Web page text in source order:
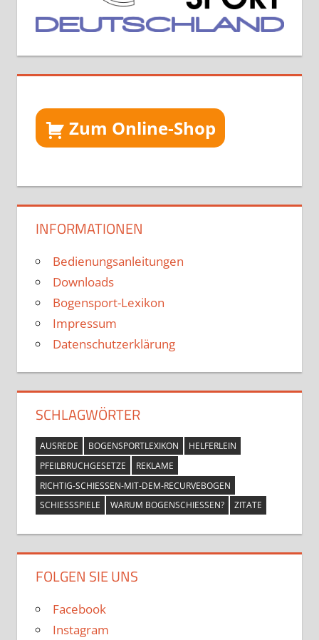
Zum Online-Shop
INFORMATIONEN
Bedienungsanleitungen
Downloads
Bogensport-Lexikon
Impressum
Datenschutzerklärung
SCHLAGWÖRTER
AUSREDE BOGENSPORTLEXIKON
HELFERLEIN
PFEILBRUCHGESETZE
REKLAME
RICHTIG-SCHIESSEN-MIT-DEM-RECURVEBOGEN
SCHIESSSPIELE
WARUM BOGENSCHIESSEN? ZITATE
FOLGEN SIE UNS
Facebook
Instagram